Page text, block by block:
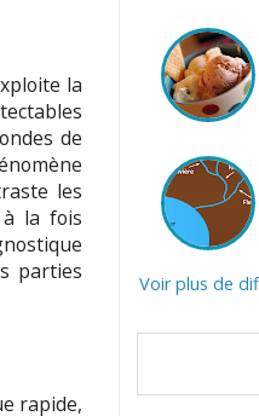
la
de
les
à la fois
parties
rapide,
Voir plus de